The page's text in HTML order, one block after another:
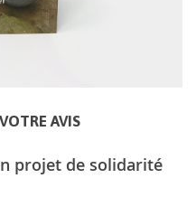
AVIS
projet de solidarité